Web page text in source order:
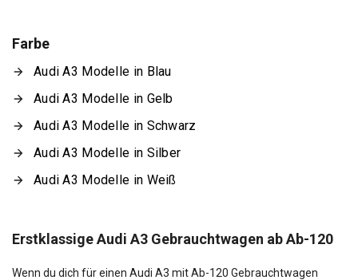
Farbe
Audi A3 Modelle in Blau
Audi A3 Modelle in Gelb
Audi A3 Modelle in Schwarz
Audi A3 Modelle in Silber
Audi A3 Modelle in Weiß
Erstklassige Audi A3 Gebrauchtwagen ab Ab-120
Wenn du dich für einen Audi A3 mit Ab-120 Gebrauchtwagen